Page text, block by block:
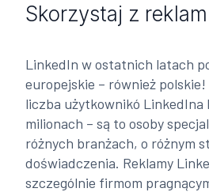
Skorzystaj z
LinkedIn w ostatnich latach
europejskie – również
liczba użytkownikó LinkedIna
milionach – są to osoby
różnych branżach, o różnym
doświadczenia. Reklamy
szczególnie firmom